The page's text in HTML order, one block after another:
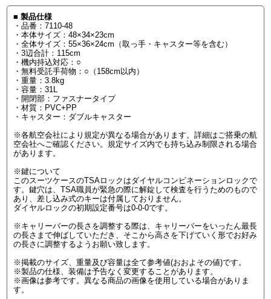
■ 製品仕様
・品番：7110-48
・本体サイズ：48×34×23cm
・全体サイズ：55×36×24cm（取っ手・キャスター等を含む）
・3辺合計：115cm
・機内持込対応：○
・無料受託手荷物：○（158cm以内）
・重量：3.8kg
・容量：31L
・開閉部：ファスナータイプ
・材質：PVC+PP
・キャスター：ダブルキャスター
※各航空会社により規定が異なる場合があります。詳細はご搭乗の航
空会社へご確認ください。規定サイズ内でも持ち込み制限される場合
があります。
※鍵について
このスーツケースのTSAロックはダイヤルコンビネーションロックで
す。鍵穴は、TSA職員が緊急の際に解錠して検査を行うためのもので
あり、差し込み式のキーは付属しておりません。
ダイヤルロックの初期設定番号は0-0-0です。
※キャリーバーの長さを調整する際は、キャリーバーをいったん最長
の長さまで伸ばしていただき、そこから高さを下げていく形でお好み
の長さに調整するようお願い致します。
※掲載のサイズ、重量及び容量は全て参考値(おおよその値)です。
※製品の仕様、装備は予告なく変更することがあります。
※画像は参考です。異なる商品の画像を使用している場合がありま
す。